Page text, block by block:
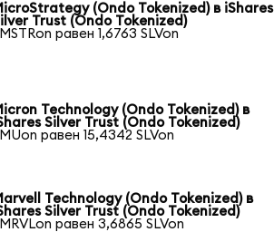
(Ondo Tokenized) в iShares
Trust (Ondo Tokenized)
MSTRon равен 1,6763 SLVon
Technology (Ondo Tokenized) в
Silver Trust (Ondo Tokenized)
MUon равен 15,4342 SLVon
Technology (Ondo Tokenized) в
Silver Trust (Ondo Tokenized)
MRVLon равен 3,6865 SLVon